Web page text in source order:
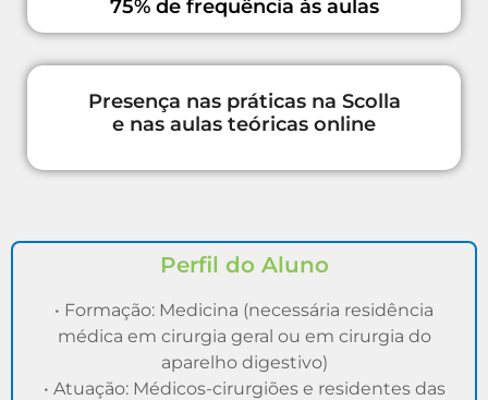
75% de frequência às aulas
Presença nas práticas na Scolla
e nas aulas teóricas online
Perfil do Aluno
• Formação: Medicina (necessária residência
médica em cirurgia geral ou em cirurgia do
aparelho digestivo)
• Atuação: Médicos-cirurgiões e residentes das